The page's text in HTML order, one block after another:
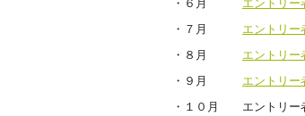
・６月 エントリー
・７月 エントリー
・８月 エントリー
・９月 エントリー
・１０月 エントリ